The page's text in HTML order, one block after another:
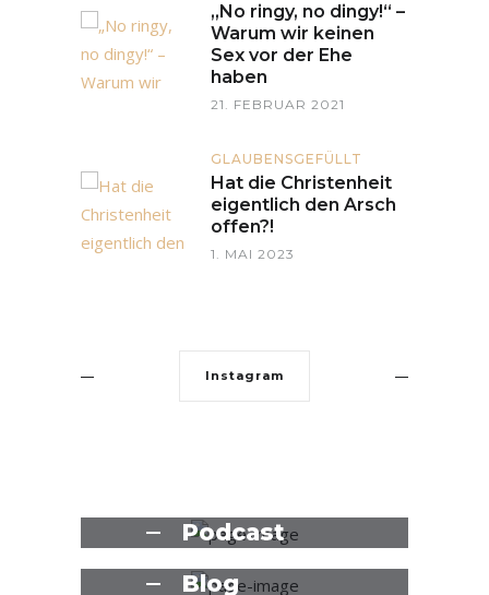
„No ringy, no dingy!“ –
Warum wir keinen
Sex vor der Ehe
haben
21. FEBRUAR 2021
GLAUBENSGEFÜLLT
Hat die Christenheit
eigentlich den Arsch
offen?!
1. MAI 2023
Instagram
Podcast
Blog